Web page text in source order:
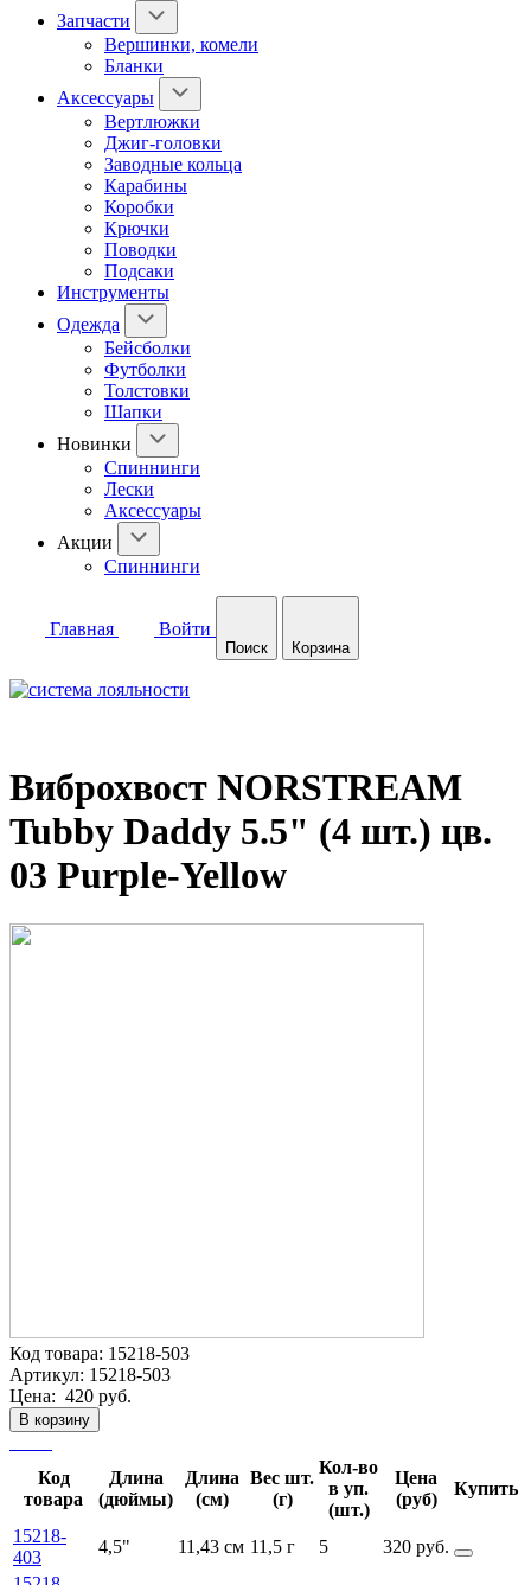
Запчасти
Вершинки, комели
Бланки
Аксессуары
Вертлюжки
Джиг-головки
Заводные кольца
Карабины
Коробки
Крючки
Поводки
Подсаки
Инструменты
Одежда
Бейсболки
Футболки
Толстовки
Шапки
Новинки
Спиннинги
Лески
Аксессуары
Акции
Спиннинги
Главная Войти
Поиск Корзина
Виброхвост NORSTREAM
Tubby Daddy 5.5" (4 шт.) цв.
03 Purple-Yellow
Код товара: 15218-503
Артикул: 15218-503
Цена: 420 руб.
В корзину
Код
товара
Длина
(дюймы)
Длина
(см)
Вес шт.
(г)
Кол-во
в уп.
(шт.)
Цена
(руб)
Купить
15218-
403
4,5" 11,43 см 11,5 г 5
320 руб.